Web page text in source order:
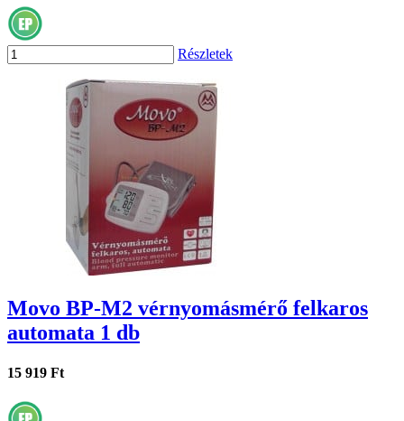
Részletek
Movo BP-M2 vérnyomásmérő felkaros
automata 1 db
15 919 Ft